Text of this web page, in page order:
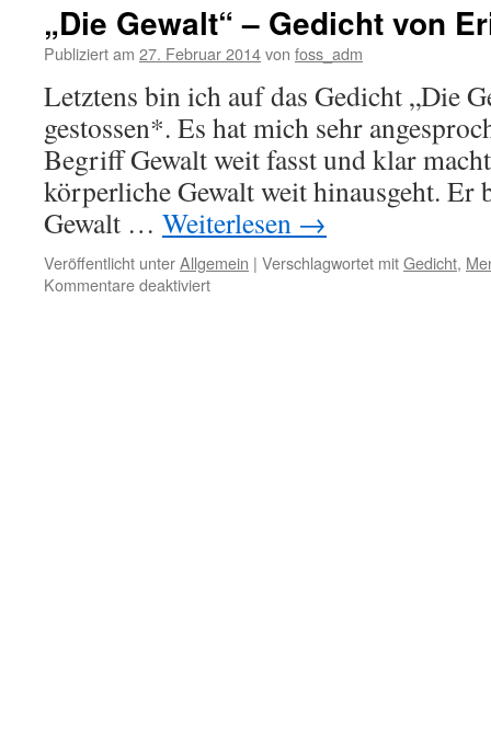
„Die Gewalt“ – Gedicht von
Publiziert am 27. Februar 2014von foss_adm
Letztens bin ich auf das Gedicht „Die
gestossen*. Es hat mich sehr
Begriff Gewalt weit fasst und klar
körperliche Gewalt weit hinausgeht. Er
Gewalt … Weiterlesen →
Veröffentlicht unterAllgemein | Verschlagwortet mitGedicht,
Kommentare deaktiviertfür